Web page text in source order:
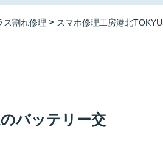
ス割れ修理 > スマホ修理工房港北
バッテリー交